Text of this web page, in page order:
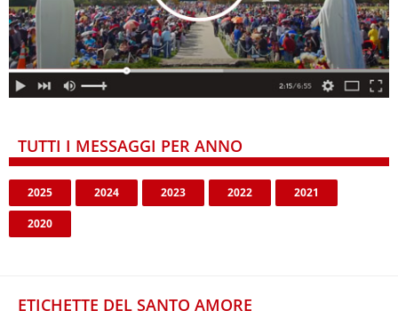
TUTTI I MESSAGGI PER ANNO
2025 2024 2023 2022 2021
2020
ETICHETTE DEL SANTO AMORE